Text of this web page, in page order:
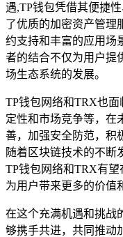
遇,TP钱包凭借其便捷
了优质的加密资产管理
约支持和丰富的应用场
者的结合不仅为用户提
场生态系统的发展。
TP钱包网络和TRX也
定性和市场竞争等，在
善，加强安全防范，积
随着区块链技术的不断
TP钱包网络和TRX有望
为用户带来更多的价值
在这个充满机遇和挑战
够携手共进，共同推动